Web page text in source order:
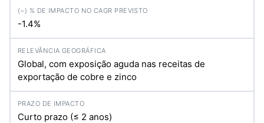
-1.4%
Global, com exposição aguda nas receitas de
exportação de cobre e zinco
Curto prazo (≤ 2 anos)